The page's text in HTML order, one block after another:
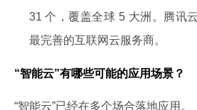
31 个，覆盖全球 5 大洲。腾讯
最完善的互联网云服务商。
“智能云”有哪些可能的应用场景？
“智能云”已经在多个场合落地应用。